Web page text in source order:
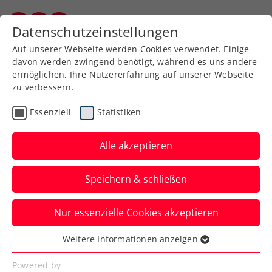
Zurück zur Newsübersicht
Turniere
Start der Zischka ÖTV-
Seniors-Trophy 2023 in
Freistadt
Spielerinnen und Spieler aus ganz
Österreich kämpften um Punkte für das
Senioren-Race.
Verfasst von: Stefan Pletzer, 28.02.2023
Datenschutzeinstellungen
Auf unserer Webseite werden Cookies verwendet. Einige
davon werden zwingend benötigt, während es uns andere
ermöglichen, Ihre Nutzererfahrung auf unserer Webseite
zu verbessern.
Essenziell Statistiken
Alle akzeptieren
Speichern & schließen
Nur essenzielle Cookies akzeptieren
Essenziell
Essenzielle Cookies werden für grundlegende
Weitere Informationen anzeigen
Powered by